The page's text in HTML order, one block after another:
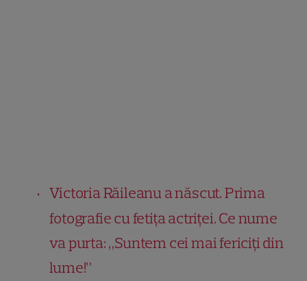
Victoria Răileanu a născut. Prima
fotografie cu fetița actriței. Ce nume
va purta: „Suntem cei mai fericiți din
lume!”